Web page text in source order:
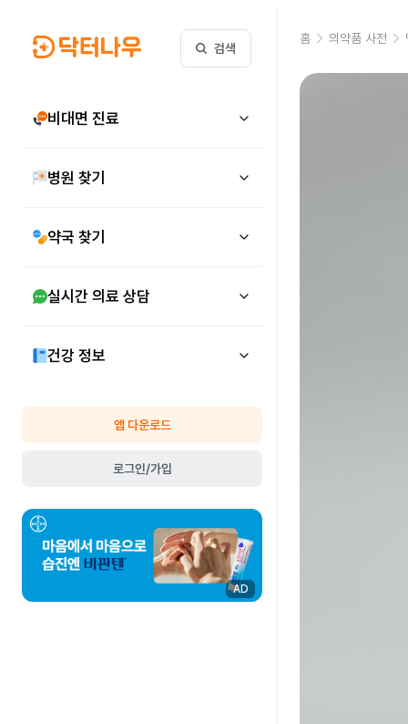
검색
비대면 진료
병원 찾기
약국 찾기
실시간 의료 상담
건강 정보
앱 다운로드
로그인/가입
AD
홈 의약품 사전